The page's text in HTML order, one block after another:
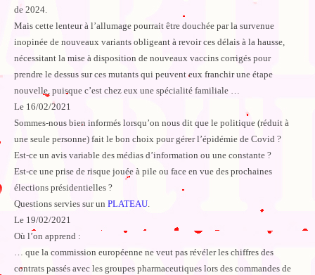
de 2024.
Mais cette lenteur à l’allumage pourrait être douchée par la survenue
inopinée de nouveaux variants obligeant à revoir ces délais à la hausse,
nécessitant la mise à disposition de nouveaux vaccins corrigés pour
prendre le dessus sur ces mutants qui peuvent eux franchir une étape
nouvelle, puisque c’est chez eux une spécialité familiale …
Le 16/02/2021
Sommes-nous bien informés lorsqu’on nous dit que le politique (réduit à
une seule personne) fait le bon choix pour gérer l’épidémie de Covid ?
Est-ce un avis variable des médias d’information ou une constante ?
Est-ce une prise de risque jouée à pile ou face en vue des prochaines
élections présidentielles ?
Questions servies sur un PLATEAU.
Le 19/02/2021
Où l’on apprend :
… que la commission européenne ne veut pas révéler les chiffres des
contrats passés avec les groupes pharmaceutiques lors des commandes de